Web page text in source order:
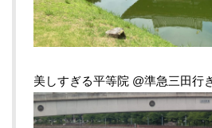
美しすぎる平等院 @準急三田行